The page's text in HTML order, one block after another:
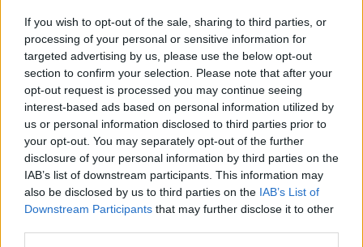
If you wish to opt-out of the sale, sharing to third parties, or
processing of your personal or sensitive information for
targeted advertising by us, please use the below opt-out
section to confirm your selection. Please note that after your
opt-out request is processed you may continue seeing
interest-based ads based on personal information utilized by
us or personal information disclosed to third parties prior to
your opt-out. You may separately opt-out of the further
disclosure of your personal information by third parties on the
IAB’s list of downstream participants. This information may
also be disclosed by us to third parties on the IAB’s List of
Downstream Participants that may further disclose it to other